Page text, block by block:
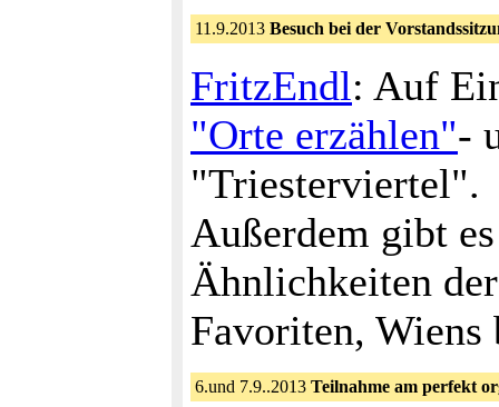
11.9.2013 Besuch bei der
FritzEndl: Auf
"Orte erzählen"-
"Triesterviertel".
Außerdem gibt
Ähnlichkeiten
Favoriten, Wiens
6.und 7.9..2013 Teilnahme am perfekt